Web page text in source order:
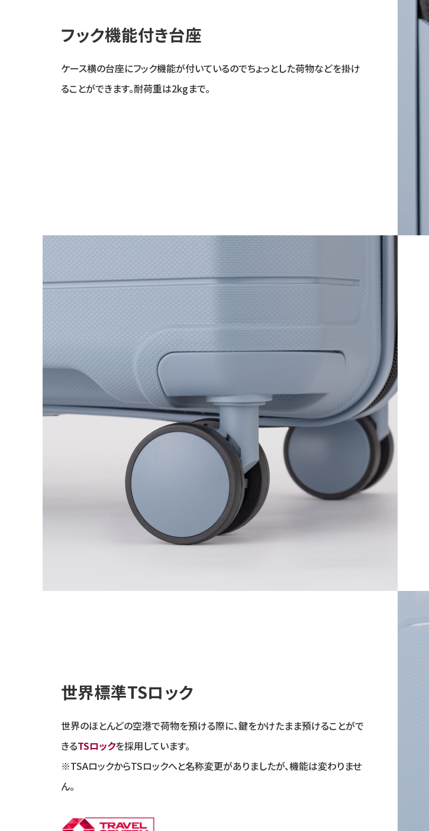
フック機能付き台座
ケース横の台座にフック機能が付いているのでちょっとした荷物などを掛け
ることができます。耐荷重は2kgまで。
世界標準TSロック
世界のほとんどの空港で荷物を預ける際に、鍵をかけたまま預けることがで
きるTSロックを採用しています。
※TSAロックからTSロックへと名称変更がありましたが、機能は変わりませ
ん。